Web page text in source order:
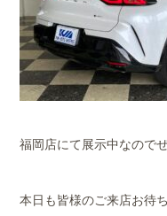
福岡店にて展示中なので
本日も皆様のご来店お待